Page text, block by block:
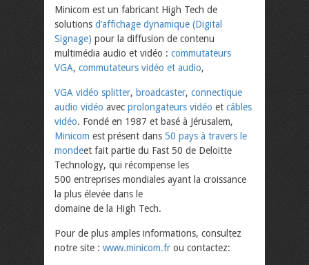
Minicom est un fabricant High Tech de
solutions d’affichage dynamique (Digital
Signage) pour la diffusion de contenu
multimédia audio et vidéo : commutateurs
VGA, commutateurs vidéo et audio,
VGA vidéo splitter, broadcaster, connectique
audio vidéo avec prolongateurs vidéo et câbles
vidéo. Fondé en 1987 et basé à Jérusalem,
Minicom est présent dans 50 pays à travers le
mondeet fait partie du Fast 50 de Deloitte
Technology, qui récompense les
500 entreprises mondiales ayant la croissance
la plus élevée dans le
domaine de la High Tech.
Pour de plus amples informations, consultez
notre site : www.minicom.fr ou contactez: